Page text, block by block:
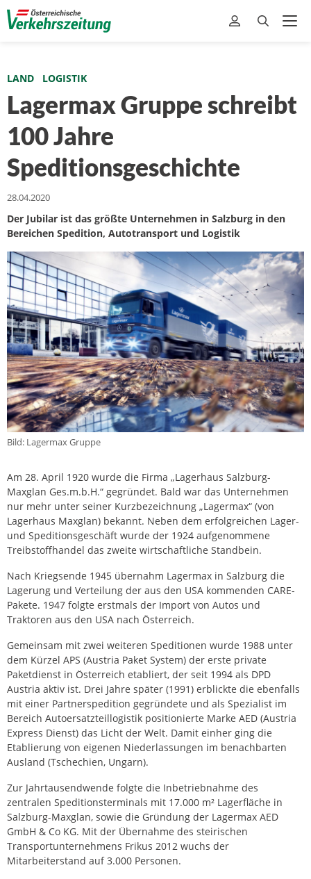
LAND LOGISTIK
Lagermax Gruppe schreibt
100 Jahre
Speditionsgeschichte
28.04.2020
Der Jubilar ist das größte Unternehmen in Salzburg in den
Bereichen Spedition, Autotransport und Logistik
Bild: Lagermax Gruppe
Am 28. April 1920 wurde die Firma „Lagerhaus Salzburg-
Maxglan Ges.m.b.H.“ gegründet. Bald war das Unternehmen
nur mehr unter seiner Kurzbezeichnung „Lagermax“ (von
Lagerhaus Maxglan) bekannt. Neben dem erfolgreichen Lager-
und Speditionsgeschäft wurde der 1924 aufgenommene
Treibstoffhandel das zweite wirtschaftliche Standbein.
Nach Kriegsende 1945 übernahm Lagermax in Salzburg die
Lagerung und Verteilung der aus den USA kommenden CARE-
Pakete. 1947 folgte erstmals der Import von Autos und
Traktoren aus den USA nach Österreich.
Gemeinsam mit zwei weiteren Speditionen wurde 1988 unter
dem Kürzel APS (Austria Paket System) der erste private
Paketdienst in Österreich etabliert, der seit 1994 als DPD
Austria aktiv ist. Drei Jahre später (1991) erblickte die ebenfalls
mit einer Partnerspedition gegründete und als Spezialist im
Bereich Autoersatzteillogistik positionierte Marke AED (Austria
Express Dienst) das Licht der Welt. Damit einher ging die
Etablierung von eigenen Niederlassungen im benachbarten
Ausland (Tschechien, Ungarn).
Zur Jahrtausendwende folgte die Inbetriebnahme des
zentralen Speditionsterminals mit 17.000 m² Lagerfläche in
Salzburg-Maxglan, sowie die Gründung der Lagermax AED
GmbH & Co KG. Mit der Übernahme des steirischen
Transportunternehmens Frikus 2012 wuchs der
Mitarbeiterstand auf 3.000 Personen.